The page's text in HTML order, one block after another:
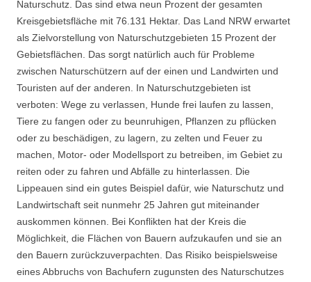
Naturschutz. Das sind etwa neun Prozent der gesamten
Kreisgebietsfläche mit 76.131 Hektar. Das Land NRW erwartet
als Zielvorstellung von Naturschutzgebieten 15 Prozent der
Gebietsflächen. Das sorgt natürlich auch für Probleme
zwischen Naturschützern auf der einen und Landwirten und
Touristen auf der anderen. In Naturschutzgebieten ist
verboten: Wege zu verlassen, Hunde frei laufen zu lassen,
Tiere zu fangen oder zu beunruhigen, Pflanzen zu pflücken
oder zu beschädigen, zu lagern, zu zelten und Feuer zu
machen, Motor- oder Modellsport zu betreiben, im Gebiet zu
reiten oder zu fahren und Abfälle zu hinterlassen. Die
Lippeauen sind ein gutes Beispiel dafür, wie Naturschutz und
Landwirtschaft seit nunmehr 25 Jahren gut miteinander
auskommen können. Bei Konflikten hat der Kreis die
Möglichkeit, die Flächen von Bauern aufzukaufen und sie an
den Bauern zurückzuverpachten. Das Risiko beispielsweise
eines Abbruchs von Bachufern zugunsten des Naturschutzes